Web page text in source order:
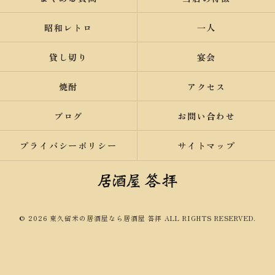
昭和レトロ 一人
貸し切り 宴会
焼酎 アクセス
ブログ お問い合わせ
プライバシーポリシー サイトマップ
© 2026 東久留米の居酒屋なら居酒屋 答拝 ALL RIGHTS RESERVED.